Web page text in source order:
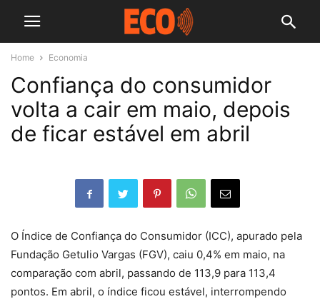
Home Economia
Confiança do consumidor
volta a cair em maio, depois
de ficar estável em abril
O Índice de Confiança do Consumidor (ICC), apurado pela
Fundação Getulio Vargas (FGV), caiu 0,4% em maio, na
comparação com abril, passando de 113,9 para 113,4
pontos. Em abril, o índice ficou estável, interrompendo